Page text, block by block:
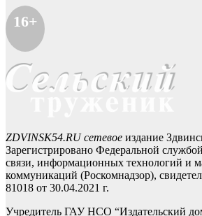
16+
ZDVINSK54.RU сетевое издание
Зарегистрировано Федеральной
связи, информационных технологий и
коммуникаций (Роскомнадзор),
81018 от 30.04.2021 г.
Учредитель ГАУ НСО “Издательский